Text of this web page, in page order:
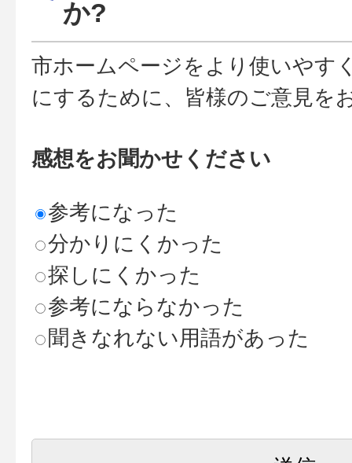
か?
市ホームページをより使いやす
にするために、皆様のご意見を
感想をお聞かせください
参考になった
分かりにくかった
探しにくかった
参考にならなかった
聞きなれない用語があった